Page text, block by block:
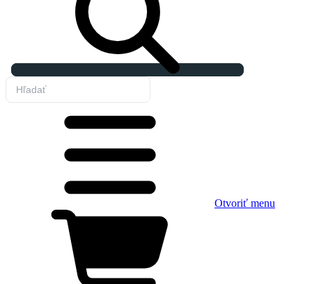
Otvoriť menu